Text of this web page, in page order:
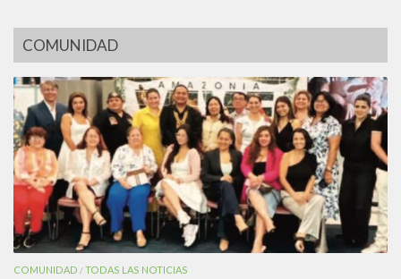
COMUNIDAD
COMUNIDAD /TODAS LAS NOTICIAS